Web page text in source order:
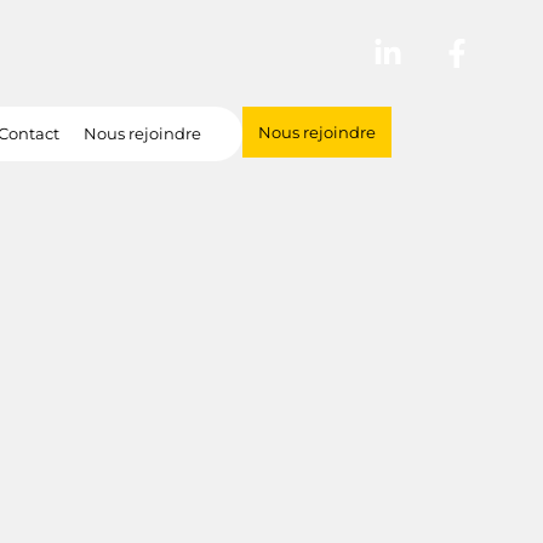
Nous rejoindre Nous rejoindre